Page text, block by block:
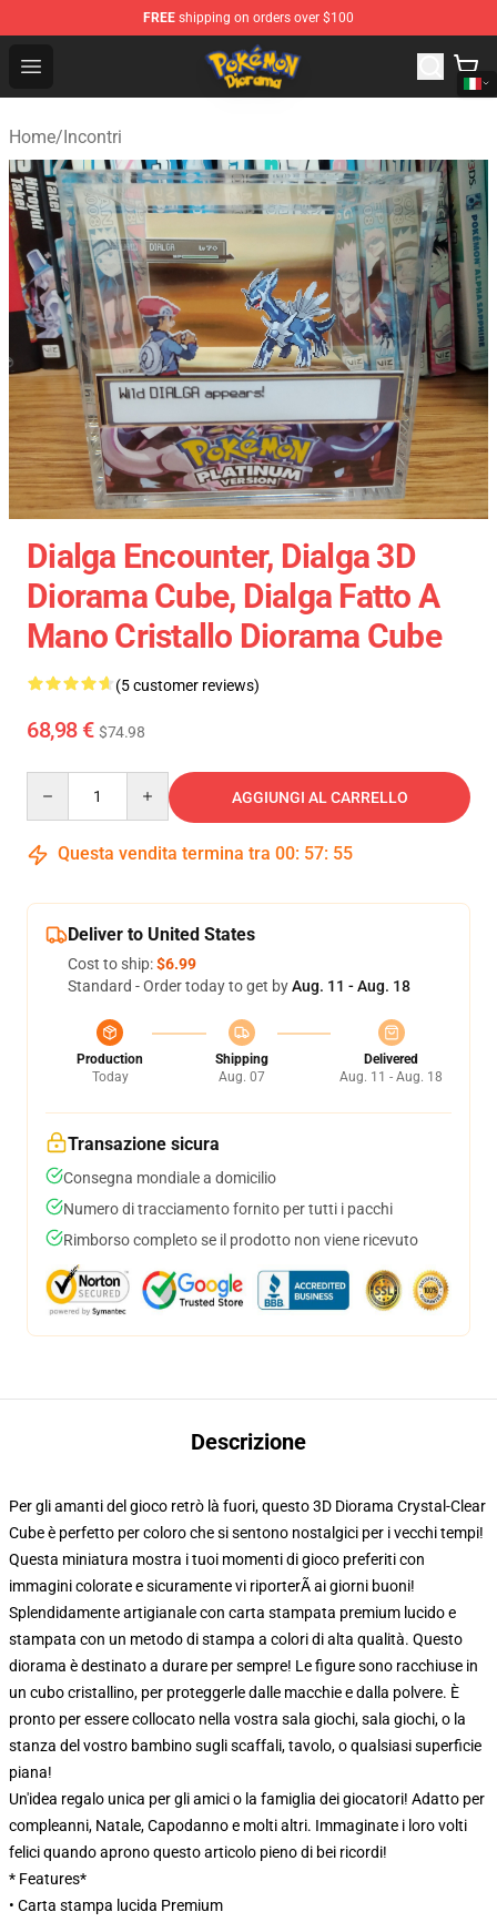
FREE shipping on orders over $100
Open menu
Pokemon Diorama Shop - The Best Store of Pokemon
Home/Incontri
Dialga Encounter, Dialga 3D
Diorama Cube, Dialga Fatto A
Mano Cristallo Diorama Cube
(5 customer reviews)
68,98 € $74.98
AGGIUNGI AL CARRELLO
Questa vendita termina tra 00: 57: 54
Deliver to United States
Cost to ship:$6.99
Standard - Order today to get byAug. 11 - Aug. 18
Production
Today
Shipping
Aug. 07
Delivered
Aug. 11 - Aug. 18
Transazione sicura
Consegna mondiale a domicilio
Numero di tracciamento fornito per tutti i pacchi
Rimborso completo se il prodotto non viene ricevuto
Descrizione
Per gli amanti del gioco retrò là fuori, questo 3D Diorama Crystal-Clear
Cube è perfetto per coloro che si sentono nostalgici per i vecchi tempi!
Questa miniatura mostra i tuoi momenti di gioco preferiti con
immagini colorate e sicuramente vi riporterÃ ai giorni buoni!
Splendidamente artigianale con carta stampata premium lucido e
stampata con un metodo di stampa a colori di alta qualità. Questo
diorama è destinato a durare per sempre! Le figure sono racchiuse in
un cubo cristallino, per proteggerle dalle macchie e dalla polvere. È
pronto per essere collocato nella vostra sala giochi, sala giochi, o la
stanza del vostro bambino sugli scaffali, tavolo, o qualsiasi superficie
piana!
Un'idea regalo unica per gli amici o la famiglia dei giocatori! Adatto per
compleanni, Natale, Capodanno e molti altri. Immaginate i loro volti
felici quando aprono questo articolo pieno di bei ricordi!
* Features*
• Carta stampa lucida Premium